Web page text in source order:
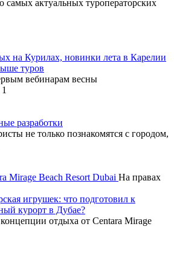
актуальных туроператорских
на Курилах, новинки лета в Карелии
туров
вебинарам весны
1
разработки
не только познакомятся с городом,
Mirage Beach Resort Dubai На правах
игрушек: что подготовил к
курорт в Дубае?
отдыха от Centara Mirage